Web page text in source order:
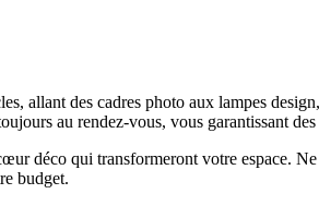
allant des cadres photo aux lampes
au rendez-vous, vous garantissant des
déco qui transformeront votre espace.
budget.